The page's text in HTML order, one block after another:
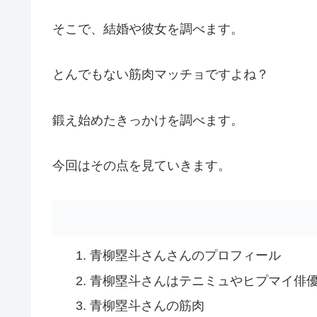
そこで、結婚や彼女を調べます。
とんでもない筋肉マッチョですよね？
鍛え始めたきっかけを調べます。
今回はその点を見ていきます。
青柳塁斗さんさんのプロフィール
青柳塁斗さんはテニミュやヒプマイ俳
青柳塁斗さんの筋肉